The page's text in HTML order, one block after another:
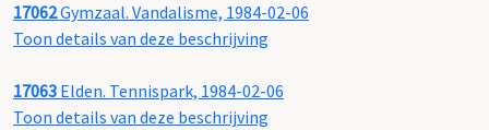
17062Gymzaal. Vandalisme, 1984-02-06
Toon details van deze beschrijving
17063 Elden. Tennispark, 1984-02-06
Toon details van deze beschrijving